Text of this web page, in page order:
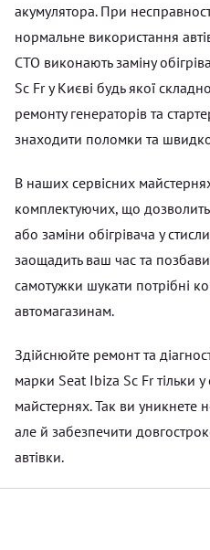
акумулятора. При
нормальне використання
СТО виконають заміну
Sc Fr у Києві будь якої
ремонту генераторів та
знаходити поломки та швидко
В наших сервісних
комплектуючих, що
або заміни обігрівача у
заощадить ваш час та
самотужки шукати потрібні
автомагазинам.
Здійснюйте ремонт та
марки Seat Ibiza Sc Fr тільки у
майстернях. Так ви уникнете
але й забезпечити
автівки.